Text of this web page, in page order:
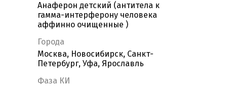
Анаферон детский (антитела к
гамма-интерферону человека
аффинно очищенные )
Города
Москва, Новосибирск, Санкт-
Петербург, Уфа, Ярославль
Фаза КИ